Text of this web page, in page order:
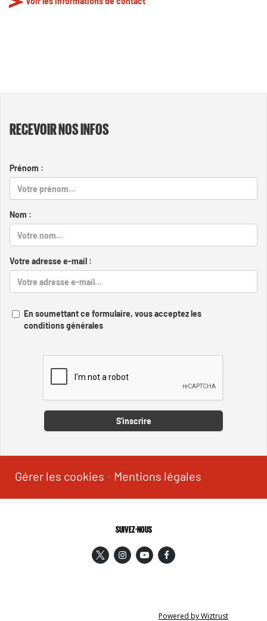
RECEVOIR NOS INFOS
Prénom :
Nom :
Votre adresse e-mail :
En soumettant ce formulaire, vous acceptez les
conditions générales
S'inscrire
Gérer les cookies - Mentions légales
SUIVEZ-NOUS
Powered by Wiztrust